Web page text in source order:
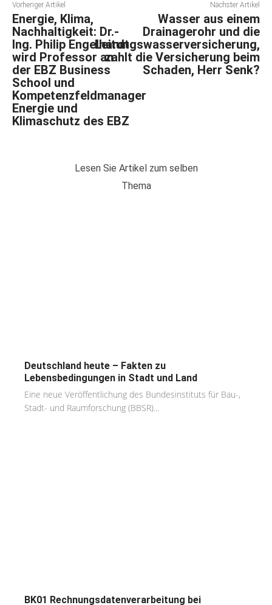
Vorheriger Artikel
Energie, Klima,
Nachhaltigkeit: Dr.-
Ing. Philip Engelhardt
wird Professor an
der EBZ Business
School und
Kompetenzfeldmanager
Energie und
Klimaschutz des EBZ
Nächster Artikel
Wasser aus einem
Drainagerohr und die
Leitungswasserversicherung,
zahlt die Versicherung beim
Schaden, Herr Senk?
Lesen Sie Artikel zum selben
Thema
Deutschland heute – Fakten zu
Lebensbedingungen in Stadt und Land
Eine neue Veröffentlichung des Bundesinstituts für Bau-,
Stadt- und Raumforschung (BBSR)...
BK01 Rechnungsdatenverarbeitung bei